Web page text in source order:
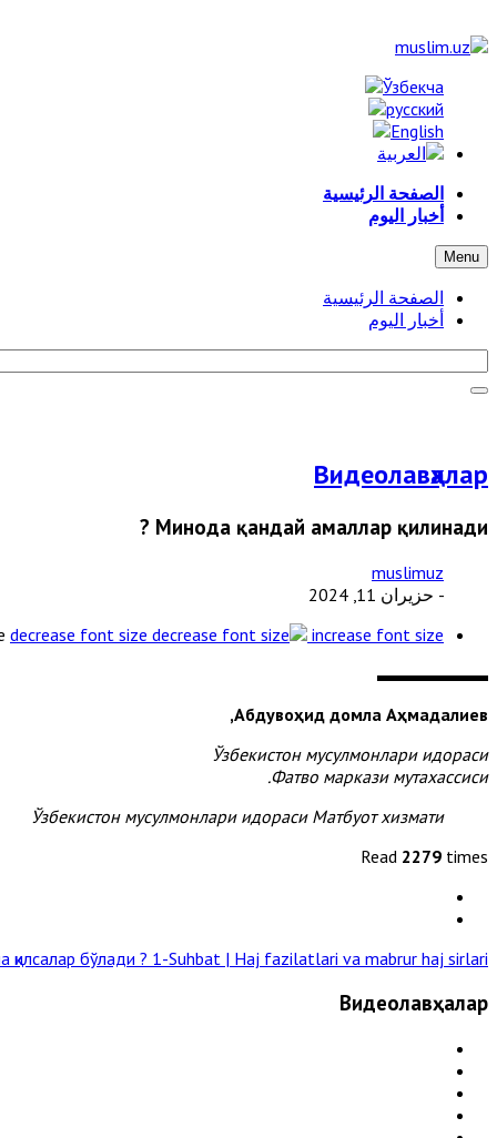
الصفحة الرئيسية
أخبار اليوم
Menu
الصفحة الرئيسية
أخبار اليوم
Видеолавҳалар
Минода қандай амаллар қилинади ?
muslimuz
- حزيران 11, 2024
decrease font size increase font size
Абдувоҳид домла Аҳмадалиев,
Ўзбекистон мусулмонлари идораси
Фатво маркази мутахассиси.
Ўзбекистон мусулмонлари идораси Матбуот хизмати
Read 2279 times
қилсалар бўлади ? 1-Suhbat | Haj fazilatlari va mabrur haj sirlari »
Видеолавҳалар